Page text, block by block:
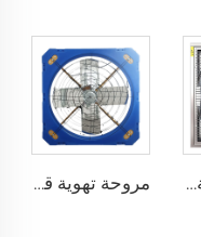
مروحة جدارية صناعية مقاس 1530 مم للحظائر المغلفة بالزنك والمصنوعة من الفولاذ المقاوم للصدأ مروحة تهوية قطرها 1.2 متر لمزرعة الأبقار مروحة استنزاف خضراء لمزرعة الأبقار مروحة استنزاف الحليب